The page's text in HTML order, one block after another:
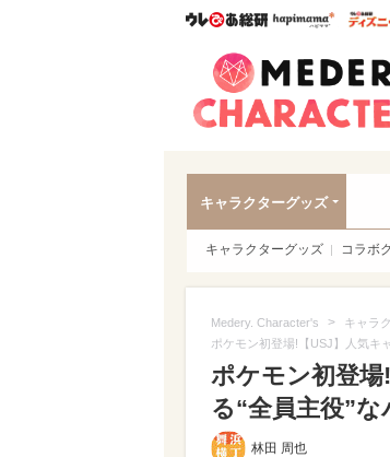
ウレぴあ総研
ハピ
キャラクターグッズ
キャラクターグッズ コラボ
Medery. Character's > キャラ
ポケモン初登場!【USJ】人気キ
ポケモン初登
る“全員主役”
林田 周也